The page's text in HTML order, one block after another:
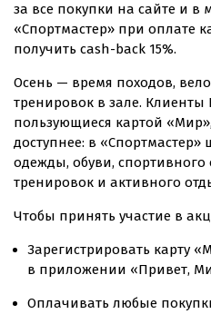
за все покупки на сайте и
«Спортмастер» при оплате
получить cash-back 15%.
Осень — время походов,
тренировок в зале.
пользующиеся картой
доступнее: в
одежды, обуви, спортивного
тренировок и активного
Чтобы принять участие в
Зарегистрировать карту
в приложении «Привет,
Оплачивать любые